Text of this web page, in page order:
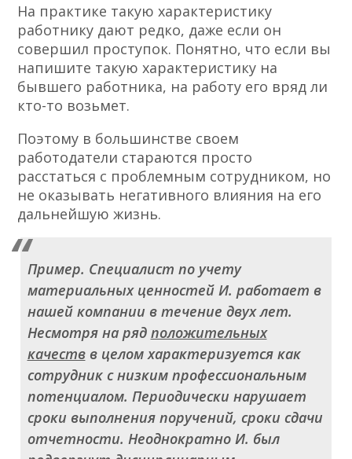
На практике такую характеристику
работнику дают редко, даже если он
совершил проступок. Понятно, что если вы
напишите такую характеристику на
бывшего работника, на работу его вряд ли
кто-то возьмет.
Поэтому в большинстве своем
работодатели стараются просто
расстаться с проблемным сотрудником, но
не оказывать негативного влияния на его
дальнейшую жизнь.
Пример. Специалист по учету
материальных ценностей И. работает в
нашей компании в течение двух лет.
Несмотря на ряд положительных
качествв целом характеризуется как
сотрудник с низким профессиональным
потенциалом. Периодически нарушает
сроки выполнения поручений, сроки сдачи
отчетности. Неоднократно И. был